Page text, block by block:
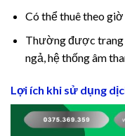
Có thể thuê theo giờ
Thường được trang
ngả, hệ thống âm
Lợi ích khi sử dụng